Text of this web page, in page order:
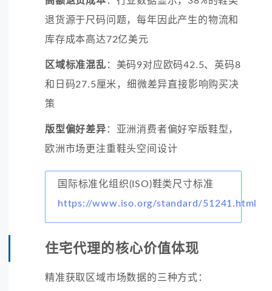
退货源于尺码问题，每年因此产生的物流和
库存成本高达72亿美元
区域标准混乱 ：美码9对应欧码42.5、英码8
和日码27.5厘米，细微差异直接影响购买决
策
版型偏好差异 ：亚洲消费者偏好窄版鞋型，
欧洲市场更注重鞋头空间设计
国际标准化组织(ISO)鞋类尺寸标准
https://www.iso.org/standard/51241.html
住宅代理的核心价值体现
精准获取区域市场数据的三种方式：